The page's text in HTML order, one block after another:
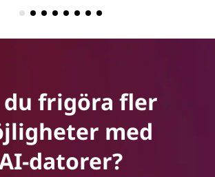
frigöra fler
med
datorer?